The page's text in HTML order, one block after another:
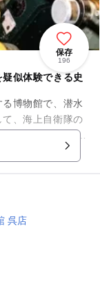
保存
196
似体験できる史
博物館で、潜水
、海上自衛隊の